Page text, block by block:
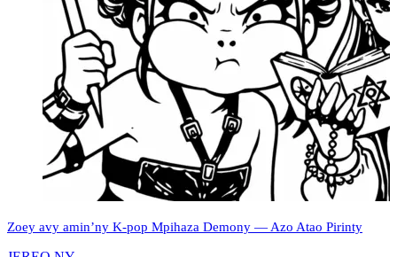
Zoey avy amin’ny K-pop Mpihaza Demony — Azo Atao Pirinty